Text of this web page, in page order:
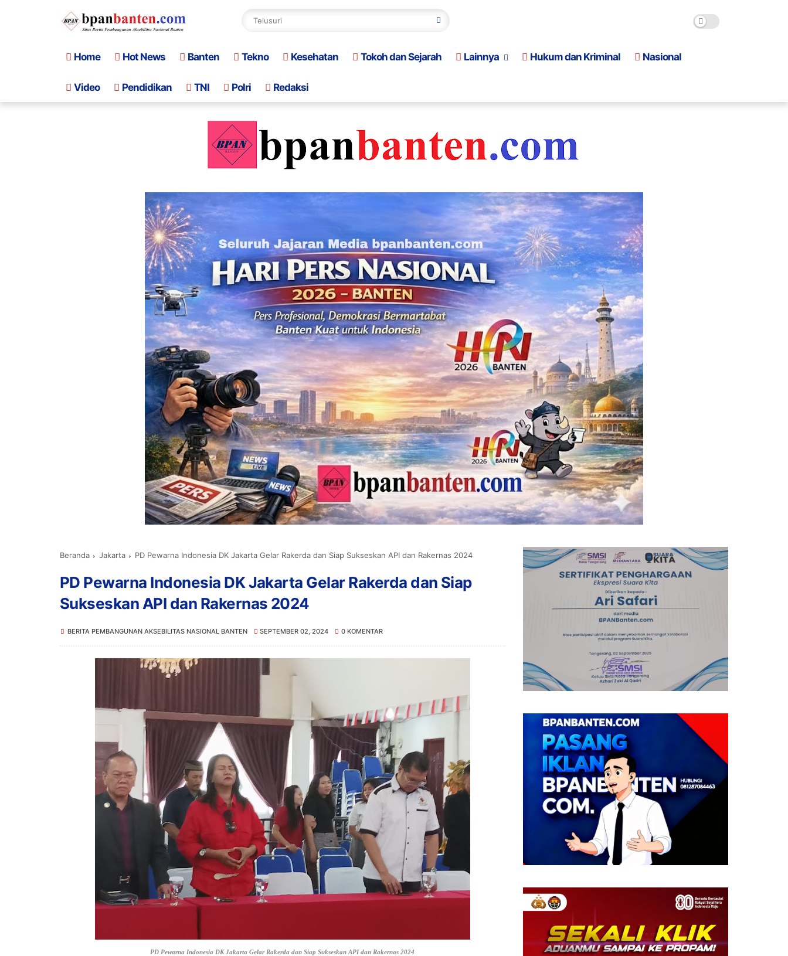
Home Hot News Banten Tekno Kesehatan Tokoh dan Sejarah Lainnya Hukum dan Kriminal Nasional
Video Pendidikan TNI Polri Redaksi
Beranda Jakarta PD Pewarna Indonesia DK Jakarta Gelar Rakerda dan Siap Sukseskan API dan Rakernas 2024
PD Pewarna Indonesia DK Jakarta Gelar Rakerda dan Siap
Sukseskan API dan Rakernas 2024
BERITA PEMBANGUNAN AKSEBILITAS NASIONAL BANTEN SEPTEMBER 02, 2024 0 KOMENTAR
PD Pewarna Indonesia DK Jakarta Gelar Rakerda dan Siap Sukseskan API dan Rakernas 2024